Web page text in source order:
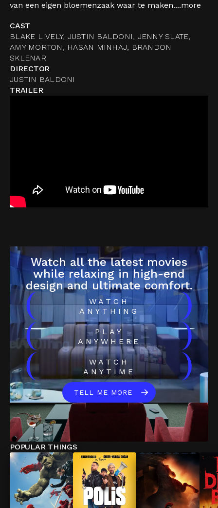
van een eigen bloemenzaak waar te maken....more
CAST
BLAKE LIVELY, JUSTIN BALDONI, JENNY SLATE,
AMY MORTON, HASAN MINHAJ, BRANDON
SKLENAR
DIRECTOR
JUSTIN BALDONI
TRAILER
Watch all the latest movies
while relaxing in high-end
design and ultimate comfort.
(
WATCH
ANYTHING
)
(
PLAY
ANYWHERE
)
(
WATCH
ANYTIME
)
TELL ME MORE
POPULAR THINGS